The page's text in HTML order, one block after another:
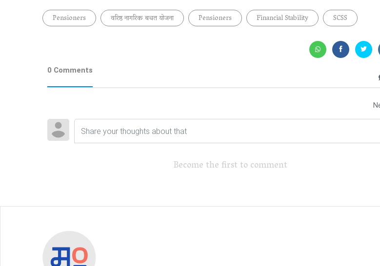
Pensioners वरिष्ठ नागरिक बचत योजना Pensioners Financial Stability SCSS
0 Comments
Become the first to comment